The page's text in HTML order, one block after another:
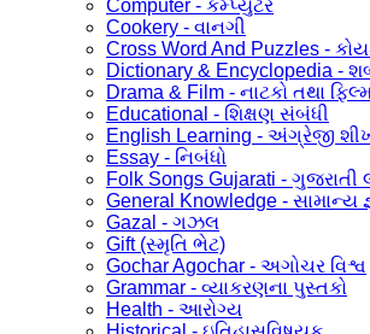
Computer - કમ્પ્યુટર
Cookery - વાનગી
Cross Word And Puzzles -
Dictionary & Encyclopedia -
Drama & Film - નાટકો તથા
Educational - શિક્ષણ સંબંધી
English Learning - અંગ્રેજી
Essay - નિબંધો
Folk Songs Gujarati - ગુજરાતી
General Knowledge - સામાન્ય
Gazal - ગઝલ
Gift (સ્મૃતિ ભેટ)
Gochar Agochar - અગોચર વિશ્વ
Grammar - વ્યાકરણના પુસ્તકો
Health - આરોગ્ય